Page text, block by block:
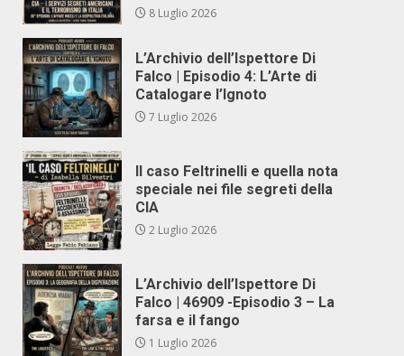
8 Luglio 2026
L’Archivio dell’Ispettore Di
Falco | Episodio 4: L’Arte di
Catalogare l’Ignoto
7 Luglio 2026
Il caso Feltrinelli e quella nota
speciale nei file segreti della
CIA
2 Luglio 2026
L’Archivio dell’Ispettore Di
Falco | 46909 -Episodio 3 – La
farsa e il fango
1 Luglio 2026